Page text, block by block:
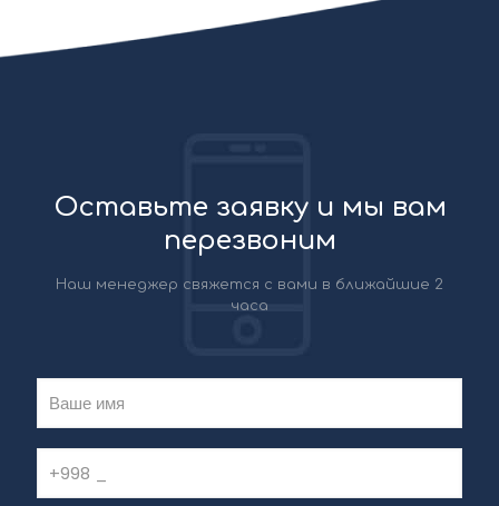
Оставьте заявку и мы вам
перезвоним
Наш менеджер свяжется с вами в ближайшие 2
часа